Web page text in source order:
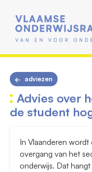
adviezen
Advies over
de student
In Vlaanderen
overgang van het
onderwijs. Dat